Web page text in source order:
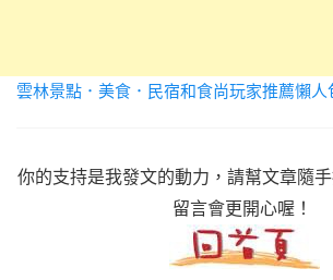
雲林景點．美食．民宿和食尚玩家推薦懶人
你的支持是我發文的動力，請幫文章隨
留言會更開心喔！